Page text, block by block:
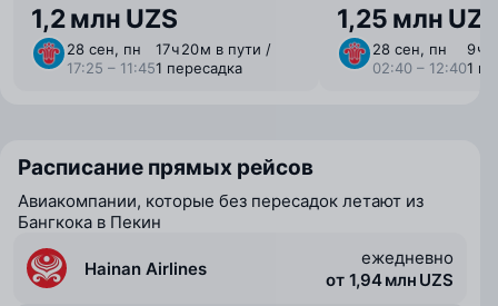
1,2 млн UZS
28 сен, пн
17:25 – 11:45
17 ⁠ч 20 ⁠м в пути /
1 пересадка
1,25 млн
28 сен, пн
02:40 – 12:40
9 ⁠ч
1
Расписание прямых рейсов
Авиакомпании, которые без пересадок летают из
Бангкока в Пекин
Hainan Airlines
ежедневно
от 1,94 млн UZS